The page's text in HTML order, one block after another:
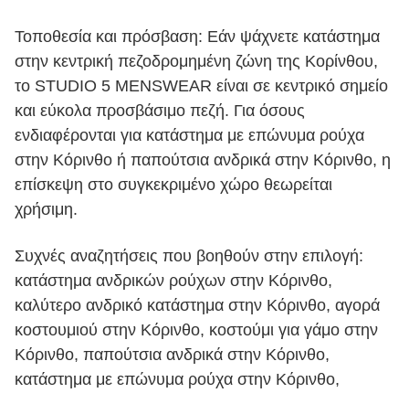
Τοποθεσία και πρόσβαση: Εάν ψάχνετε κατάστημα
στην κεντρική πεζοδρομημένη ζώνη της Κορίνθου,
το STUDIO 5 MENSWEAR είναι σε κεντρικό σημείο
και εύκολα προσβάσιμο πεζή. Για όσους
ενδιαφέρονται για κατάστημα με επώνυμα ρούχα
στην Κόρινθο ή παπούτσια ανδρικά στην Κόρινθο, η
επίσκεψη στο συγκεκριμένο χώρο θεωρείται
χρήσιμη.
Συχνές αναζητήσεις που βοηθούν στην επιλογή:
κατάστημα ανδρικών ρούχων στην Κόρινθο,
καλύτερο ανδρικό κατάστημα στην Κόρινθο, αγορά
κοστουμιού στην Κόρινθο, κοστούμι για γάμο στην
Κόρινθο, παπούτσια ανδρικά στην Κόρινθο,
κατάστημα με επώνυμα ρούχα στην Κόρινθο,